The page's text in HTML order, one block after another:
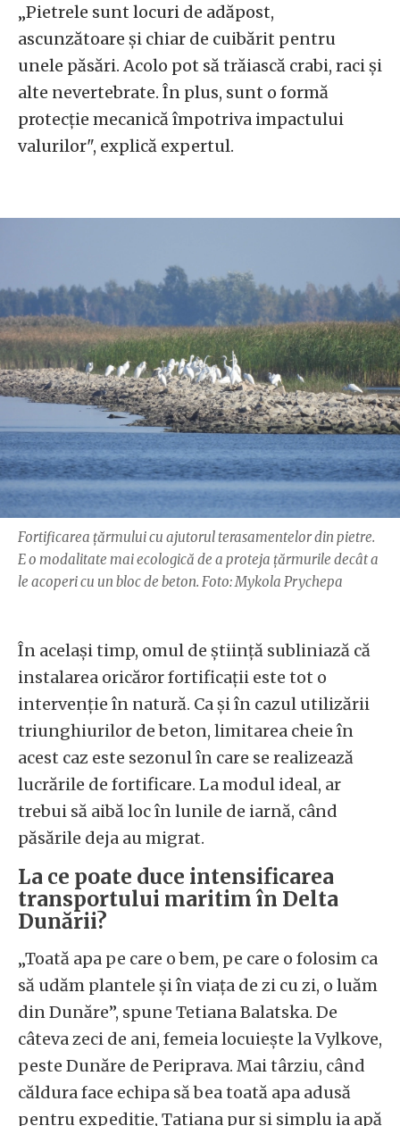
„Pietrele sunt locuri de adăpost,
ascunzătoare și chiar de cuibărit pentru
unele păsări. Acolo pot să trăiască crabi, raci și
alte nevertebrate. În plus, sunt o formă
protecție mecanică împotriva impactului
valurilor", explică expertul.
Fortificarea țărmului cu ajutorul terasamentelor din pietre.
E o modalitate mai ecologică de a proteja țărmurile decât a
le acoperi cu un bloc de beton. Foto: Mykola Prychepa
În același timp, omul de știință subliniază că
instalarea oricăror fortificații este tot o
intervenție în natură. Ca și în cazul utilizării
triunghiurilor de beton, limitarea cheie în
acest caz este sezonul în care se realizează
lucrările de fortificare. La modul ideal, ar
trebui să aibă loc în lunile de iarnă, când
păsările deja au migrat.
La ce poate duce intensificarea
transportului maritim în Delta
Dunării?
„Toată apa pe care o bem, pe care o folosim ca
să udăm plantele și în viața de zi cu zi, o luăm
din Dunăre”, spune Tetiana Balatska. De
câteva zeci de ani, femeia locuiește la Vylkove,
peste Dunăre de Periprava. Mai târziu, când
căldura face echipa să bea toată apa adusă
pentru expediție, Tatiana pur și simplu ia apă